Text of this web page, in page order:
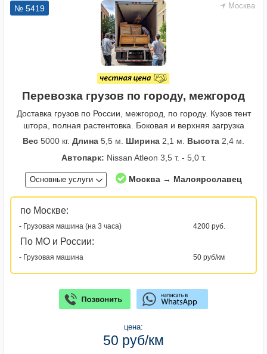
Москва
№ 5419
Перевозка грузов по городу, межгород
Доставка грузов по России, межгород, по городу. Кузов тент
штора, полная растентовка. Боковая и верхняя загрузка
Вес 5000 кг. Длина 5,5 м. Ширина 2,1 м. Высота 2,4 м.
Автопарк: Nissan Atleon 3,5 т. - 5,0 т.
Основные услуги Москва → Малоярославец
по Москве:
- Грузовая машина (на 3 часа) 4200 руб.
По МО и России:
- Грузовая машина 50 руб/км
цена:
50 руб/км